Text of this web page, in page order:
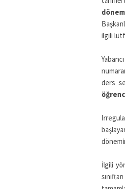
ilgili
ders
İlgili